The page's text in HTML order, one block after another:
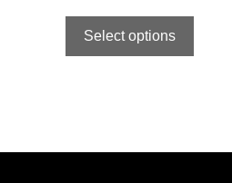
Select options